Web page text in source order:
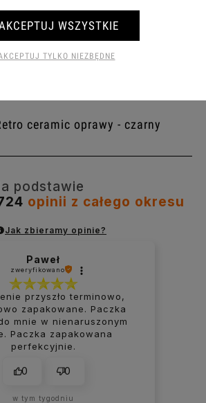
ceramic oprawy - biały
ceramic oprawy - czarny
podstawie
opinii z całego okresu
Jak zbieramy opinie?
Paweł
zweryfikowano
przyszło terminowo,
zapakowane. Paczka
mnie w nienaruszonym
Paczka zapakowana
perfekcyjnie.
0 0
w tym tygodniu
TYLKO NIEZBĘDNE
WSZYSTKIE